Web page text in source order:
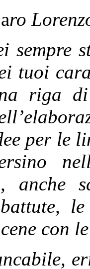
ro
sempre
tuoi
riga
per le
anche
con